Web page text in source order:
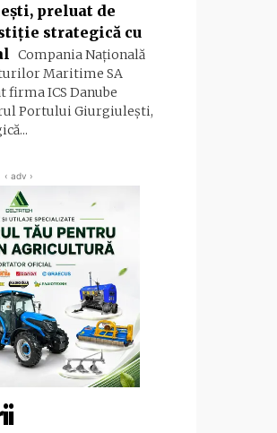
preluat de
strategică cu
Compania Naţională
Maritime SA
firma ICS Danube
Portului Giurgiuleşti,
‹ adv ›